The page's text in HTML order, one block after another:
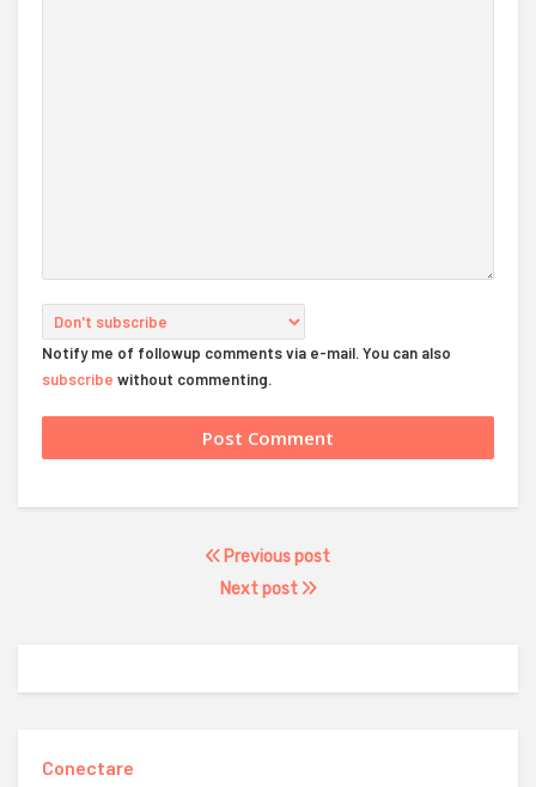
Notify me of followup comments via e-mail. You can also
subscribe without commenting.
Previous post
Next post
Conectare